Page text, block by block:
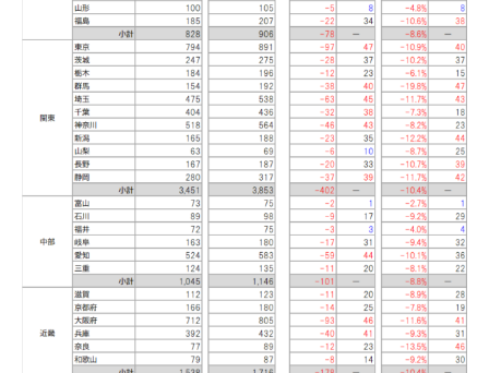
ゲーム業界データ
その他データ
お問い合わせ